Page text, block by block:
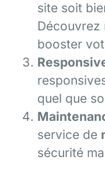
site soit
Découvrez
booster
quel que
service de
sécurité